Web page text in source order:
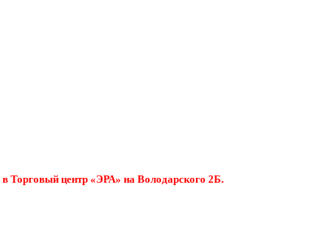
в Торговый центр «ЭРА» на Володарского 2Б.